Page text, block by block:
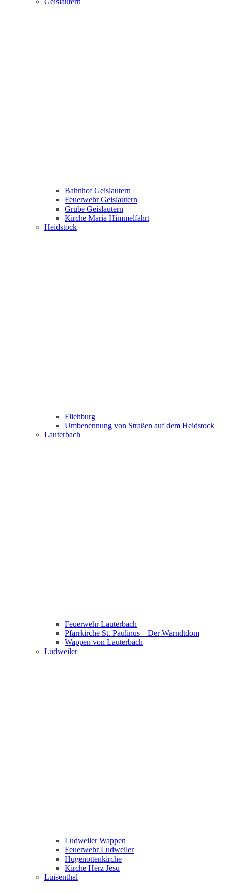
Bahnhof Geislautern
Feuerwehr Geislautern
Grube Geislautern
Kirche Maria Himmelfahrt
Heidstock
Fliehburg
Umbenennung von Straßen auf dem Heidstock
Lauterbach
Feuerwehr Lauterbach
Pfarrkirche St. Paulinus – Der Warndtdom
Wappen von Lauterbach
Ludweiler
Ludweiler Wappen
Feuerwehr Ludweiler
Hugenottenkirche
Kirche Herz Jesu
Luisenthal